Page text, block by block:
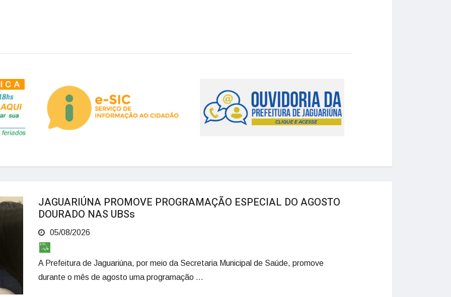
JAGUARIÚNA PROMOVE PROGRAMAÇÃO ESPECIAL DO AGOSTO
DOURADO NAS UBSs
05/08/2026
A Prefeitura de Jaguariúna, por meio da Secretaria Municipal de Saúde, promove
durante o mês de agosto uma programação ...